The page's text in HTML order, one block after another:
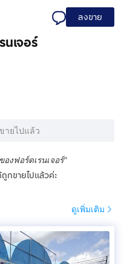
ลงขาย
เจอร์
ายไปแล้ว
งฟอร์ดเรนเจอร์"
กขายไปแล้วค่ะ
ดูเพิ่มเติม